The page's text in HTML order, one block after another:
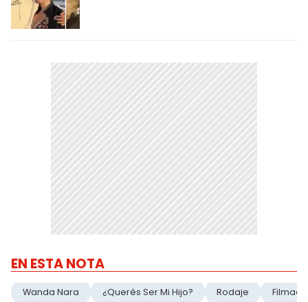
EN ESTA NOTA
Wanda Nara ¿Querés Ser Mi Hijo? Rodaje